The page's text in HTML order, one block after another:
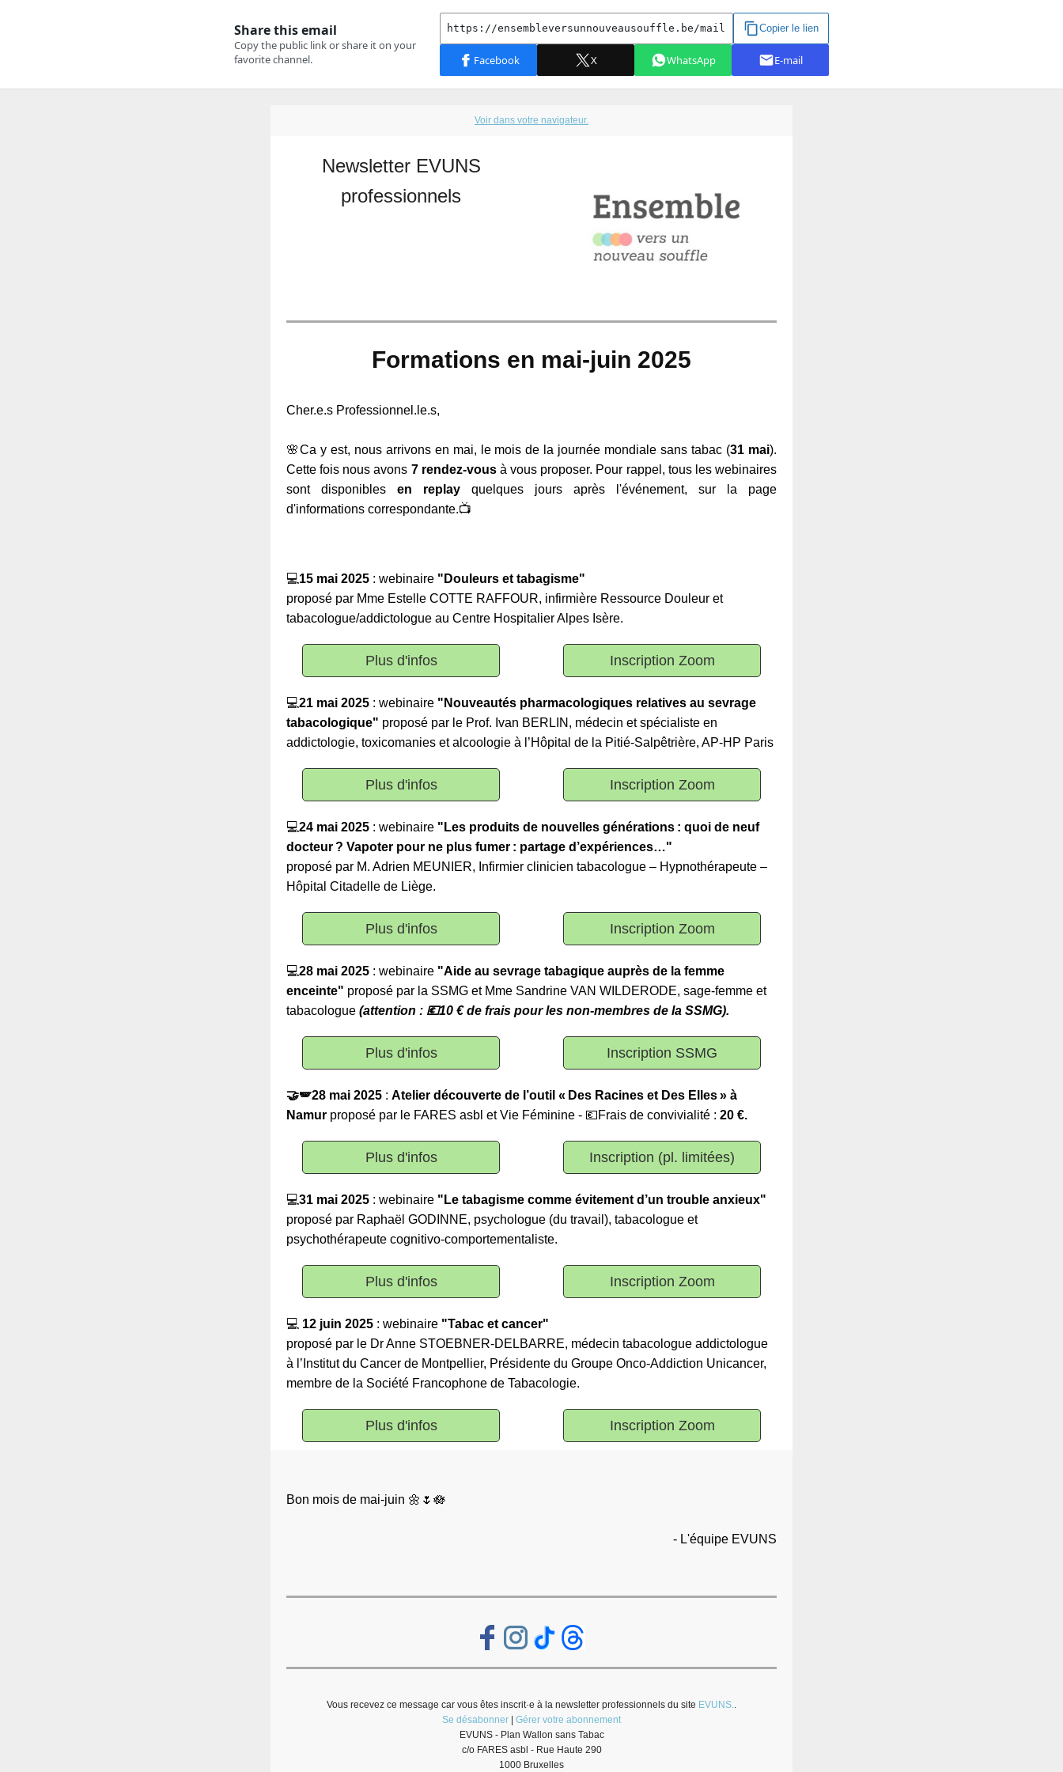
Voir dans votre navigateur.
Newsletter EVUNS
professionnels
Formations en mai-juin 2025
Cher.e.s Professionnel.le.s,
🌸Ca y est, nous arrivons en mai, le mois de la journée mondiale sans tabac (31 mai).
Cette fois nous avons 7 rendez-vousà vous proposer. Pour rappel, tous les webinaires
sont disponibles en replay quelques jours après l'événement, sur la page
d'informations correspondante.📺
💻15 mai 2025 : webinaire "Douleurs et tabagisme"
proposé par Mme Estelle COTTE RAFFOUR, infirmière Ressource Douleur et
tabacologue/addictologue au Centre Hospitalier Alpes Isère.
Plus d'infos Inscription Zoom
💻21 mai 2025 : webinaire "Nouveautés pharmacologiques relatives au sevrage
tabacologique" proposé par le Prof. Ivan BERLIN, médecin et spécialiste en
addictologie, toxicomanies et alcoologie à l’Hôpital de la Pitié-Salpêtrière, AP-HP Paris
Plus d'infos Inscription Zoom
💻24 mai 2025 : webinaire "Les produits de nouvelles générations : quoi de neuf
docteur ? Vapoter pour ne plus fumer : partage d’expériences…"
proposé par M. Adrien MEUNIER, Infirmier clinicien tabacologue – Hypnothérapeute –
Hôpital Citadelle de Liège.
Plus d'infos Inscription Zoom
💻28 mai 2025 : webinaire "Aide au sevrage tabagique auprès de la femme
enceinte" proposé par la SSMG et Mme Sandrine VAN WILDERODE, sage-femme et
tabacologue (attention : 💶10 € de frais pour les non-membres de la SSMG).
Plus d'infos Inscription SSMG
🤝🪽28 mai 2025 : Atelier découverte de l’outil « Des Racines et Des Elles » à
Namur proposé par le FARES asbl et Vie Féminine - 💶Frais de convivialité : 20 €.
Plus d'infos Inscription (pl. limitées)
💻31 mai 2025 : webinaire "Le tabagisme comme évitement d’un trouble anxieux"
proposé par Raphaël GODINNE, psychologue (du travail), tabacologue et
psychothérapeute cognitivo-comportementaliste.
Plus d'infos Inscription Zoom
💻 12 juin 2025 : webinaire "Tabac et cancer"
proposé par le Dr Anne STOEBNER-DELBARRE, médecin tabacologue addictologue
à l’Institut du Cancer de Montpellier, Présidente du Groupe Onco-Addiction Unicancer,
membre de la Société Francophone de Tabacologie.
Plus d'infos Inscription Zoom
Bon mois de mai-juin 🌼🌷🪷
- L'équipe EVUNS
Vous recevez ce message car vous êtes inscrit·e à la newsletter professionnels du site EVUNS..
Se désabonner
Gérer votre abonnement
EVUNS - Plan Wallon sans Tabac
c/o FARES asbl - Rue Haute 290
1000 Bruxelles